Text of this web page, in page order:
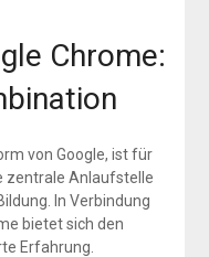
Chrome:
von Google, ist für
zentrale Anlaufstelle
In Verbindung
bietet sich den
Erfahrung.